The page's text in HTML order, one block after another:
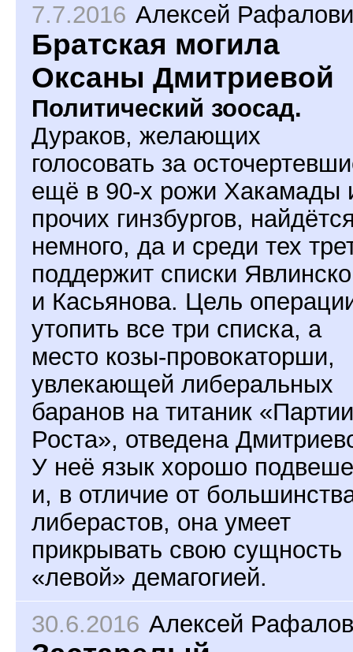
7.7.2016 Алексей
Братская могила
Оксаны Дмитриевой
Политический зоосад.
Дураков, желающих
голосовать за
ещё в 90-х рожи Хакамады
прочих гинзбургов,
немного, да и среди тех
поддержит списки
и Касьянова. Цель
утопить все три списка, а
место козы-провокаторши,
увлекающей либеральных
баранов на титаник «Партии
Роста», отведена
У неё язык хорошо
и, в отличие от
либерастов, она умеет
прикрывать свою сущность
«левой» демагогией.
30.6.2016 Алексей